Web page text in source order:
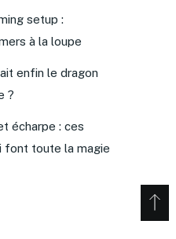
setup :
à la loupe
enfin le dragon
?
écharpe : ces
font toute la magie